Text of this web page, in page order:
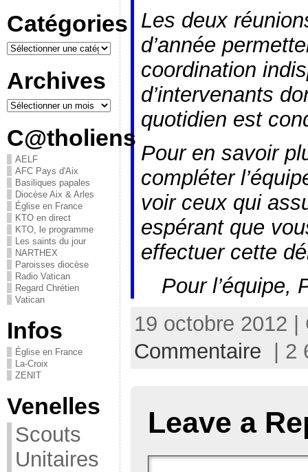
Catégories
Archives
C@tholiens
AELF
AFC Pays d'Aix
Basiliques papales
Diocèse Aix & Arles
Église en France
KTO en direct
KTO, le programme
Les saints du jour
NARTHEX
Paroisses diocèse
Radio Vatican
Regard Chrétien
Vatican
Infos
Église en France
La-Croix
ZENIT
Venelles
Scouts
Unitaires
Les deux
d’année
coordination
d’intervenants
quotidien est
Pour en savoir
compléter
voir ceux qui
espérant que
effectuer cette
Pour l’équipe,
19 octobre 2012
Commentaire | 2
Leave a